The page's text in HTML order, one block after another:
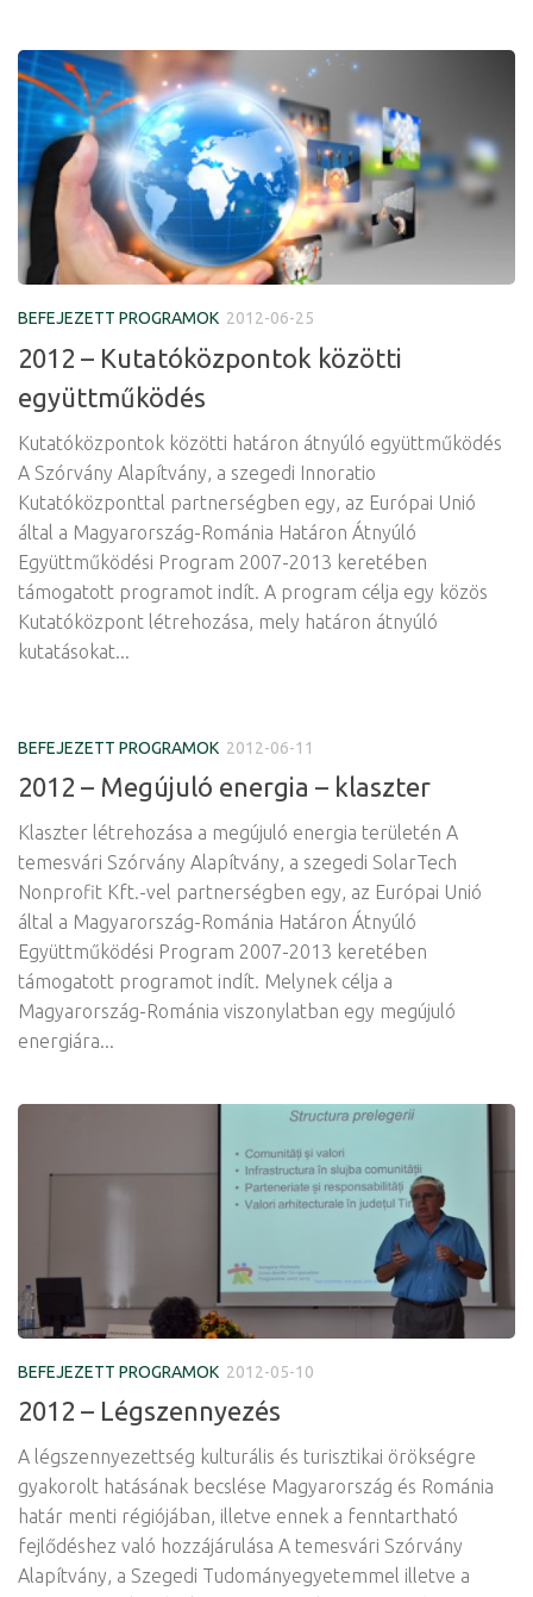
BEFEJEZETT PROGRAMOK 2012-06-25
2012 – Kutatóközpontok közötti
együttműködés
Kutatóközpontok közötti határon átnyúló együttműködés
A Szórvány Alapítvány, a szegedi Innoratio
Kutatóközponttal partnerségben egy, az Európai Unió
által a Magyarország-Románia Határon Átnyúló
Együttműködési Program 2007-2013 keretében
támogatott programot indít. A program célja egy közös
Kutatóközpont létrehozása, mely határon átnyúló
kutatásokat...
BEFEJEZETT PROGRAMOK 2012-06-11
2012 – Megújuló energia – klaszter
Klaszter létrehozása a megújuló energia területén A
temesvári Szórvány Alapítvány, a szegedi SolarTech
Nonprofit Kft.-vel partnerségben egy, az Európai Unió
által a Magyarország-Románia Határon Átnyúló
Együttműködési Program 2007-2013 keretében
támogatott programot indít. Melynek célja a
Magyarország-Románia viszonylatban egy megújuló
energiára...
BEFEJEZETT PROGRAMOK 2012-05-10
2012 – Légszennyezés
A légszennyezettség kulturális és turisztikai örökségre
gyakorolt hatásának becslése Magyarország és Románia
határ menti régiójában, illetve ennek a fenntartható
fejlődéshez való hozzájárulása A temesvári Szórvány
Alapítvány, a Szegedi Tudományegyetemmel illetve a